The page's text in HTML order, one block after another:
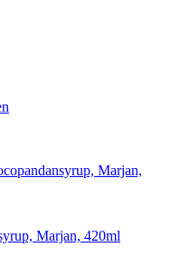
Marjan,
Marjan, 420ml